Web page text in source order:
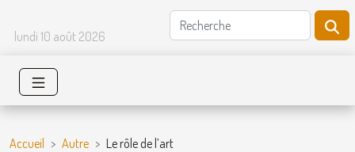
lundi 10 août 2026
Accueil Autre Le rôle de l’art